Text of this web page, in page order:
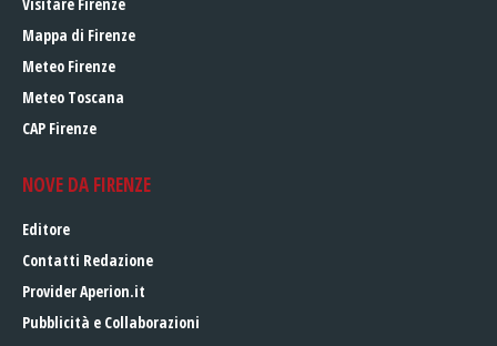
Visitare Firenze
Mappa di Firenze
Meteo Firenze
Meteo Toscana
CAP Firenze
NOVE DA FIRENZE
Editore
Contatti Redazione
Provider Aperion.it
Pubblicità e Collaborazioni